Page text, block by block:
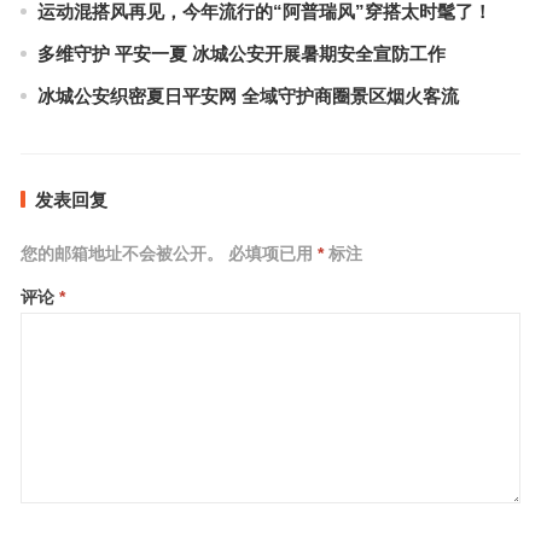
运动混搭风再见，今年流行的“阿普瑞风”穿搭太时髦了！
多维守护 平安一夏 冰城公安开展暑期安全宣防工作
冰城公安织密夏日平安网 全域守护商圈景区烟火客流
发表回复
您的邮箱地址不会被公开。 必填项已用 *标注
评论 *